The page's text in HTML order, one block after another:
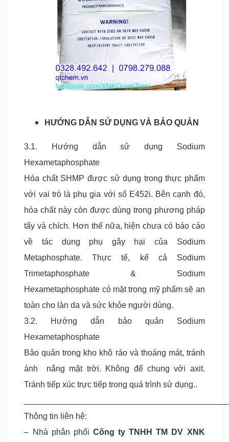
HƯỚNG DẪN SỬ DỤNG VÀ BẢO QUẢN
3.1. Hướng dẫn sử dụng Sodium
Hexametaphosphate
Hóa chất SHMP được sử dụng trong thực phẩm
với vai trò là phụ gia với số E452i. Bên cạnh đó,
hóa chất này còn được dùng trong phương pháp
tẩy và chích. Hơn thế nữa, hiện chưa có báo cáo
về tác dụng phụ gây hại của Sodium
Metaphosphate. Thực tế, kể cả Sodium
Trimetaphosphate & Sodium
Hexametaphosphate có mặt trong mỹ phẩm sẽ an
toàn cho làn da và sức khỏe người dùng.
3.2. Hướng dẫn bảo quản Sodium
Hexametaphosphate
Bảo quản trong kho khô ráo và thoáng mát, tránh
ánh nắng mặt trời. Không để chung với axit.
Tránh tiếp xúc trực tiếp trong quá trình sử dụng..
Thông tin liên hệ:
– Nhà phân phối Công ty TNHH TM DV XNK